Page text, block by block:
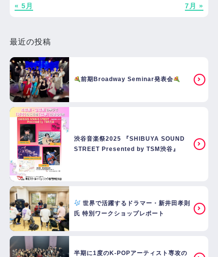
« 5月 7月 »
最近の投稿
前期Broadway Seminar発表会
渋谷音楽祭2025 『SHIBUYA SOUND
STREET Presented by TSM渋谷』
世界で活躍するドラマー・新井田孝則
氏 特別ワークショップレポート
半期に1度のK-POPアーティスト専攻の